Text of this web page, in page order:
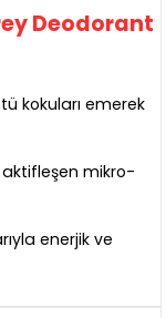
Deodorant
kokuları emerek
mikro-
enerjik ve